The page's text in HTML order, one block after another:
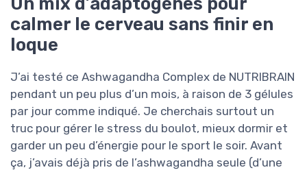
calmer le cerveau sans finir en
loque
J’ai testé ce Ashwagandha Complex de NUTRIBRAIN
pendant un peu plus d’un mois, à raison de 3 gélules
par jour comme indiqué. Je cherchais surtout un
truc pour gérer le stress du boulot, mieux dormir et
garder un peu d’énergie pour le sport le soir. Avant
ça, j’avais déjà pris de l’ashwagandha seule (d’une